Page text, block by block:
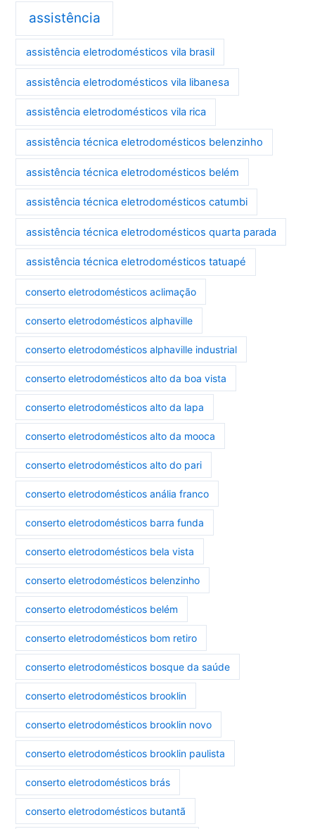
assistência
assistência eletrodomésticos vila brasil
assistência eletrodomésticos vila libanesa
assistência eletrodomésticos vila rica
assistência técnica eletrodomésticos belenzinho
assistência técnica eletrodomésticos belém
assistência técnica eletrodomésticos catumbi
assistência técnica eletrodomésticos quarta parada
assistência técnica eletrodomésticos tatuapé
conserto eletrodomésticos aclimação
conserto eletrodomésticos alphaville
conserto eletrodomésticos alphaville industrial
conserto eletrodomésticos alto da boa vista
conserto eletrodomésticos alto da lapa
conserto eletrodomésticos alto da mooca
conserto eletrodomésticos alto do pari
conserto eletrodomésticos anália franco
conserto eletrodomésticos barra funda
conserto eletrodomésticos bela vista
conserto eletrodomésticos belenzinho
conserto eletrodomésticos belém
conserto eletrodomésticos bom retiro
conserto eletrodomésticos bosque da saúde
conserto eletrodomésticos brooklin
conserto eletrodomésticos brooklin novo
conserto eletrodomésticos brooklin paulista
conserto eletrodomésticos brás
conserto eletrodomésticos butantã